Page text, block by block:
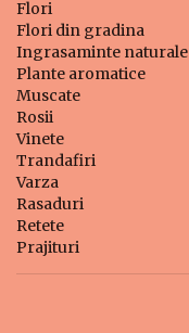
Flori
Flori din gradina
Ingrasaminte naturale
Plante aromatice
Muscate
Rosii
Vinete
Trandafiri
Varza
Rasaduri
Retete
Prajituri